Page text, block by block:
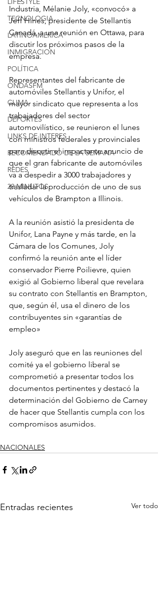
TECNOLOGIA
LATINOAMERICA
INMIGRACION
POLÍTICA
ONDASFM
CLIMA
DEPORTES
LINKS DE INTERES
RECOMENDADO DE LA SEMANA
REDES
20 MINUTOS
Industria, Mélanie Joly, «convocó» a
Jeff Hines, presidente de Stellantis
Canadá, a una reunión en Ottawa, para
discutir los próximos pasos de la
empresa.
Representantes del fabricante de
automóviles Stellantis y Unifor, el
mayor sindicato que representa a los
trabajadores del sector
automovilístico, se reunieron el lunes
con ministros federales y provinciales
para discutir el impactante anuncio de
que el gran fabricante de automóviles
va a despedir a 3000 trabajadores y
trasladar la producción de uno de sus
vehículos de Brampton a Illinois.
A la reunión asistió la presidenta de
Unifor, Lana Payne y más tarde, en la
Cámara de los Comunes, Joly
confirmó la reunión ante el líder
conservador Pierre Poilievre, quien
exigió al Gobierno liberal que revelara
su contrato con Stellantis en Brampton,
que, según él, usa el dinero de los
contribuyentes sin «garantías de
empleo»
Joly aseguró que en las reuniones del
comité ya el gobierno liberal se
comprometió a presentar todos los
documentos pertinentes y destacó la
determinación del Gobierno de Carney
de hacer que Stellantis cumpla con los
compromisos asumidos.
NACIONALES
Entradas recientes Ver todo